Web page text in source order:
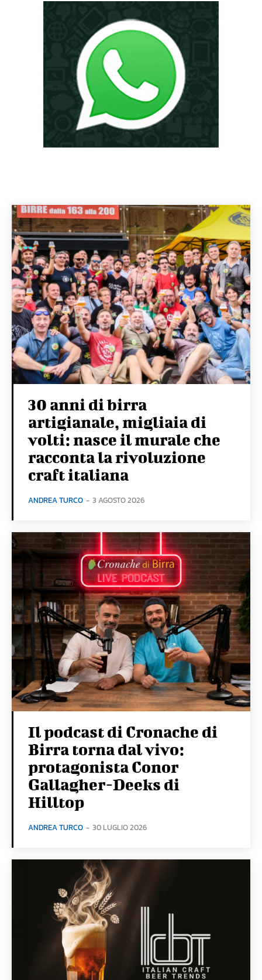
30 anni di birra
artigianale, migliaia di
volti: nasce il murale che
racconta la rivoluzione
craft italiana
ANDREA TURCO - 3 AGOSTO 2026
Il podcast di Cronache di
Birra torna dal vivo:
protagonista Conor
Gallagher-Deeks di
Hilltop
ANDREA TURCO - 30 LUGLIO 2026